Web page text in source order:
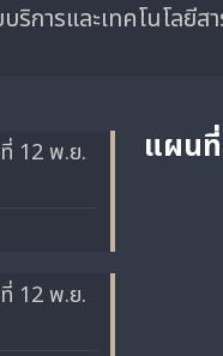
การและเทคโนโลยีส
12 พ.ย.
12 พ.ย.
แผนที่